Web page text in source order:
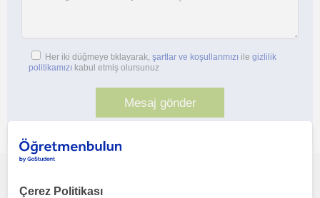
Her iki düğmeye tıklayarak, şartlar ve koşullarımızı ile gizlilik
politikamızı kabul etmiş olursunuz
Bu profili paylaş veya e-posta ile gönder
Çerez Politikası